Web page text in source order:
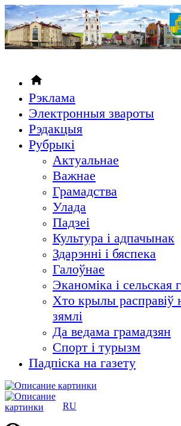
Рэклама
Электронныя звароты
Рэдакцыя
Рубрыкi
Актуальнае
Важнае
Грамадства
Улада
Падзеі
Культура і адпачынак
Здарэнні і бяспека
Галоўнае
Эканоміка і сельская
Хто крылы расправіў
зямлі
Да ведама грамадзян
Спорт і турызм
Падпіска на газету
RU